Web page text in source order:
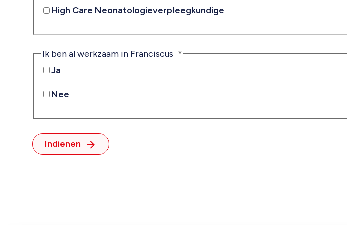
High Care Neonatologieverpleegkundige
Ik ben al werkzaam in Franciscus
Ja
Nee
Indienen